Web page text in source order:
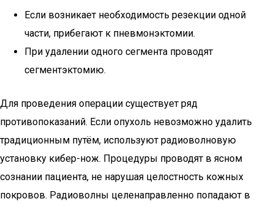
Если возникает необходимость резекции одной
части, прибегают к пневмонэктомии.
При удалении одного сегмента проводят
сегментэктомию.
Для проведения операции существует ряд
противопоказаний. Если опухоль невозможно удалить
традиционным путём, используют радиоволновую
установку кибер-нож. Процедуры проводят в ясном
сознании пациента, не нарушая целостность кожных
покровов. Радиоволны целенаправленно попадают в